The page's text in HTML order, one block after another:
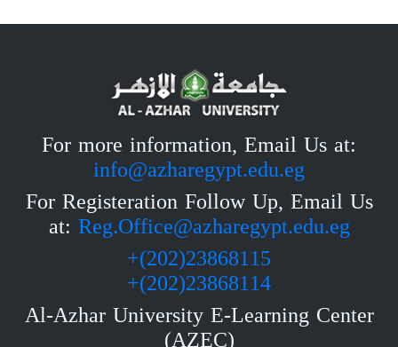
For more information, Email Us at:
info@azharegypt.edu.eg
For Registeration Follow Up, Email Us
at: Reg.Office@azharegypt.edu.eg
23868115(202)+
23868114(202)+
Al-Azhar University E-Learning Center